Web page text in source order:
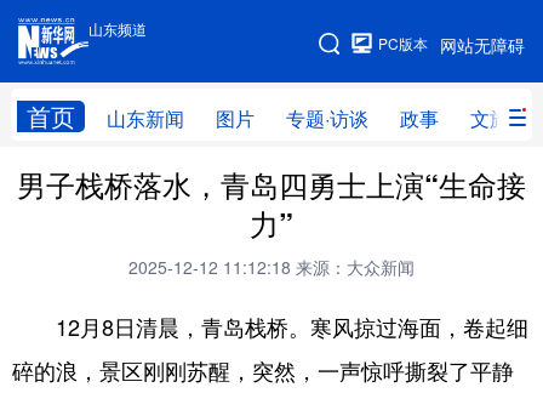
山东频道
网站无障碍
PC版本
首页 山东新闻 图片 专题·访谈 政事 文旅
手机版
网站地图
学习进行时 高层 时政 人事
全球连线
科技 科普 体育 文化
健康 军事 访谈 视频
男子栈桥落水，青岛四勇士上演“生命接
力”
2025-12-12 11:12:18 来源：大众新闻
12月8日清晨，青岛栈桥。寒风掠过海面，卷起细
碎的浪，景区刚刚苏醒，突然，一声惊呼撕裂了平静